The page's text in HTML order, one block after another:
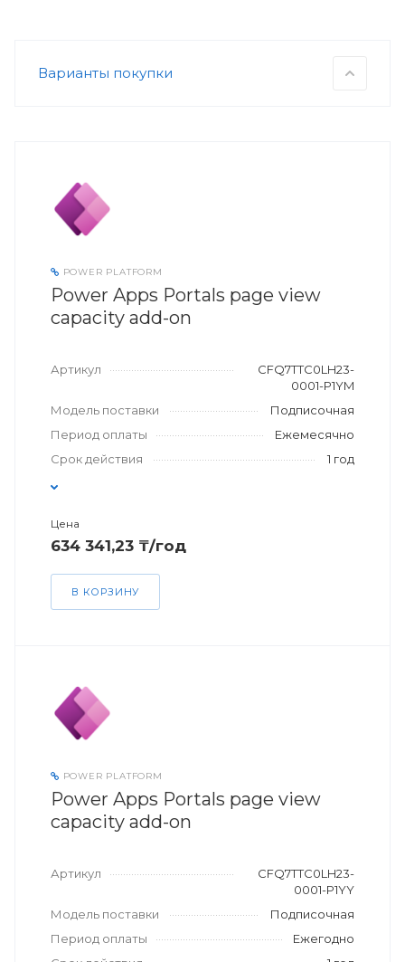
Варианты покупки
POWER PLATFORM
Power Apps Portals page view
capacity add-on
Артикул
CFQ7TTC0LH23-
0001-P1YM
Модель поставки
Подписочная
Период оплаты
Ежемесячно
Срок действия
1 год
Цена
634 341,23 ₸/год
В КОРЗИНУ
POWER PLATFORM
Power Apps Portals page view
capacity add-on
Артикул
CFQ7TTC0LH23-
0001-P1YY
Модель поставки
Подписочная
Период оплаты
Ежегодно